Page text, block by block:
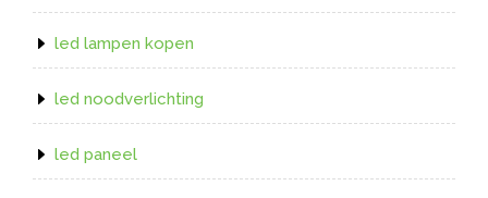
led lampen kopen
led noodverlichting
led paneel